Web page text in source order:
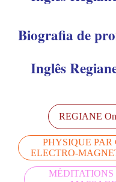
Biografia de
Inglês
REGIANE
BEMER THERAPIE
PHYSIQUE PAR
ELECTRO-
THERAPIE
MÉDITATIONS